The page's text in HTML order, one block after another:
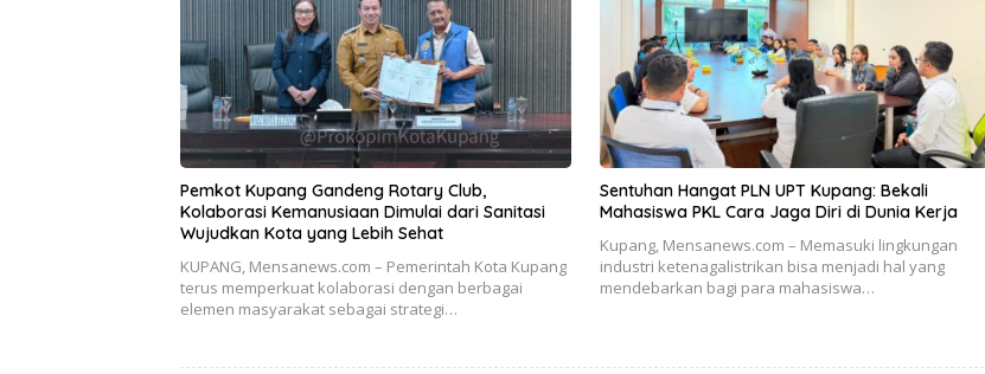
Pemkot Kupang Gandeng Rotary Club,
Kolaborasi Kemanusiaan Dimulai dari Sanitasi
Wujudkan Kota yang Lebih Sehat
KUPANG, Mensanews.com – Pemerintah Kota Kupang
terus memperkuat kolaborasi dengan berbagai
elemen masyarakat sebagai strategi…
Sentuhan Hangat PLN UPT Kupang: Bekali
Mahasiswa PKL Cara Jaga Diri di Dunia Kerja
Kupang, Mensanews.com – Memasuki lingkungan
industri ketenagalistrikan bisa menjadi hal yang
mendebarkan bagi para mahasiswa…